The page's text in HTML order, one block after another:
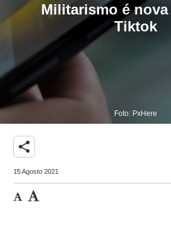
Militarismo é
Tiktok
Foto: PxHere
share
15 Agosto 2021